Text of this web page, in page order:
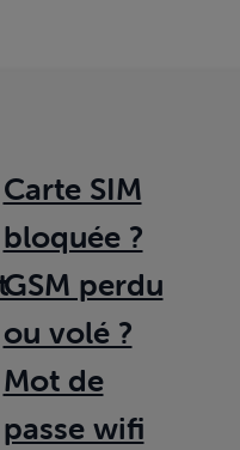
Carte SIM
bloquée ?
GSM perdu
ou volé ?
Mot de
passe wifi